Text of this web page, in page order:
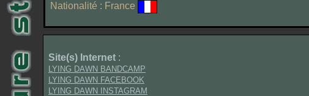
Nationalité : France
Site(s) Internet :
LYING DAWN BANDCAMP
LYING DAWN FACEBOOK
LYING DAWN INSTAGRAM